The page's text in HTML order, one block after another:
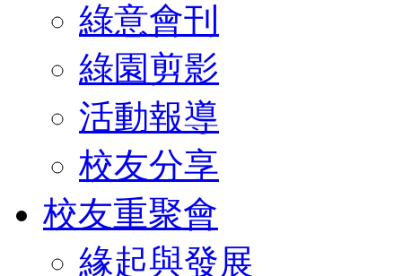
綠意會刊
綠園剪影
活動報導
校友分享
校友重聚會
緣起與發展